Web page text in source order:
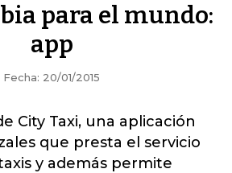
para el mundo:
app
Fecha: 20/01/2015
City Taxi, una aplicación
que presta el servicio
y además permite